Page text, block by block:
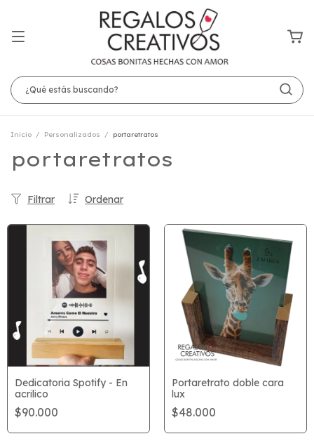
Inicio / Personalizados / portaretratos
portaretratos
Ordenar
Filtrar
Dedicatoria Spotify - En
acrilico
$90.000
Portaretrato doble cara
lux
$48.000